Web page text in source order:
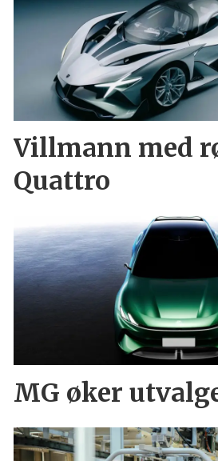
Villmann med
Quattro
MG øker